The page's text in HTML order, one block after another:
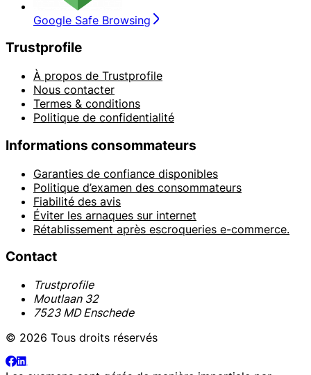
Google Safe Browsing
Trustprofile
À propos de Trustprofile
Nous contacter
Termes & conditions
Politique de confidentialité
Informations consommateurs
Garanties de confiance disponibles
Politique d’examen des consommateurs
Fiabilité des avis
Éviter les arnaques sur internet
Rétablissement après escroqueries e-commerce.
Contact
Trustprofile
Moutlaan 32
7523 MD Enschede
© 2026 Tous droits réservés